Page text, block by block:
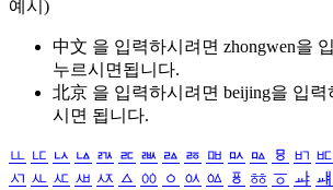
예시)
中文 을 입력하시려면 zhongwen을
누르시면됩니다.
北京 을 입력하시려면 beijing을 입력
시면 됩니다.
ㅥ ㅦ ㅧ ㅨ ㅩ ㅪ ㅫ ㅬ ㅭ ㅮ ㅯ ㅰ ㅱ ㅲ ㅳ
ㅺ ㅻ ㅼ ㅽ ㅾ ㅿ ㆀ ㆁ ㆂ ㆃ ㆄ ㆅ ㆆ ㆇ ㆈ